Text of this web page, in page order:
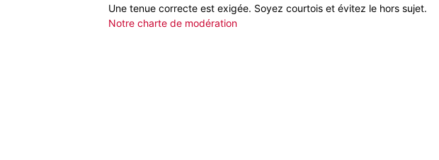
Une tenue correcte est exigée. Soyez courtois et évitez le hors sujet.
Notre charte de modération